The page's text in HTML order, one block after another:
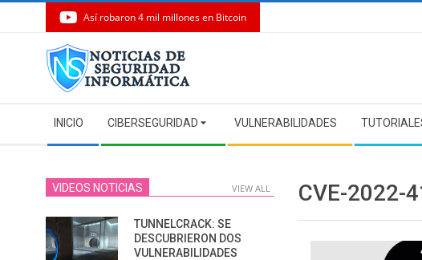
Así robaron 4 mil millones en Bitcoin
Navigation
Menu
INICIO CIBERSEGURIDAD VULNERABILIDADES
CVE-2022-
VIDEOS NOTICIAS VIEW ALL
TUNNELCRACK: SE
DESCUBRIERON DOS
VULNERABILIDADES